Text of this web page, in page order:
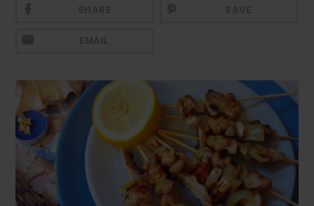
Băuturi calde
Băuturi reci
Cocktail-uri
Smoothies
Ceva Dulce